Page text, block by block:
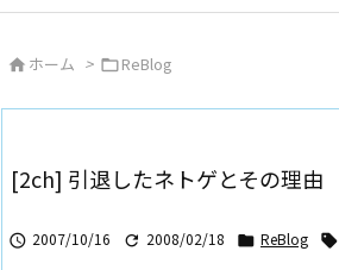
 ホーム > ReBlog
[2ch] 引退したネトゲとその理由
 2007/10/16  2008/02/18  ReBlog 